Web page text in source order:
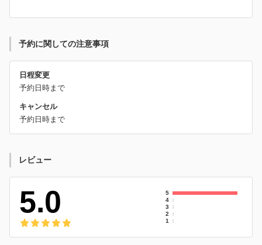
予約に関しての注意事項
日程変更
予約日時まで
キャンセル
予約日時まで
レビュー
5.0
5
4
3
2
1